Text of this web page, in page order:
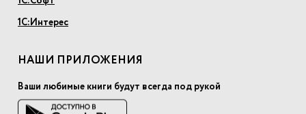
1С:Интерес
НАШИ ПРИЛОЖЕНИЯ
Ваши любимые книги будут всегда под рукой